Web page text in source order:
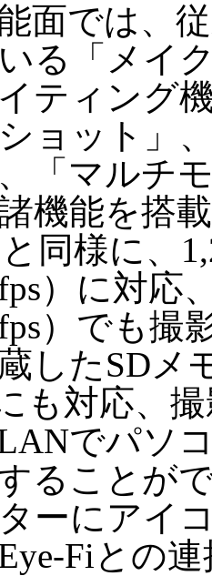
面では、
る「メイ
イティング
ョット」
「マルチ
機能を搭
同様に、
）に対応
）でも
したSDメ
も対応、
でパソ
ることが
ーにアイ
Fiとの